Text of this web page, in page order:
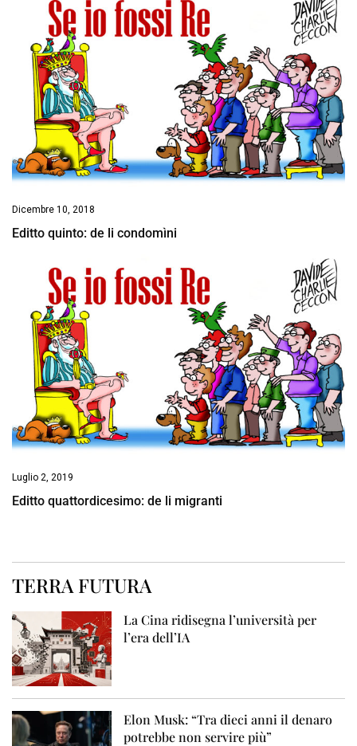
Dicembre 10, 2018
Editto quinto: de li condomìni
Luglio 2, 2019
Editto quattordicesimo: de li migranti
TERRA FUTURA
La Cina ridisegna l’università per
l’era dell’IA
Elon Musk: “Tra dieci anni il denaro
potrebbe non servire più”